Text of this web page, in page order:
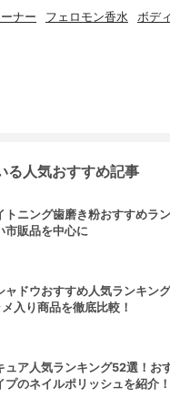
ナー フェロモン香水 ボデ
る人気おすすめ記事
トニング歯磨き粉おすすめラ
市販品を中心に
ャドウおすすめ人気ランキン
入り商品を徹底比較！
ュア人気ランキング52選！お
プのネイルポリッシュを紹介！